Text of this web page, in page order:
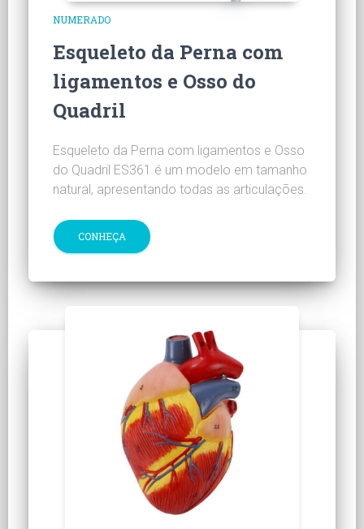
NUMERADO
Esqueleto da Perna com
ligamentos e Osso do
Quadril
Esqueleto da Perna com ligamentos e Osso
do Quadril ES361 é um modelo em tamanho
natural, apresentando todas as articulações.
CONHEÇA